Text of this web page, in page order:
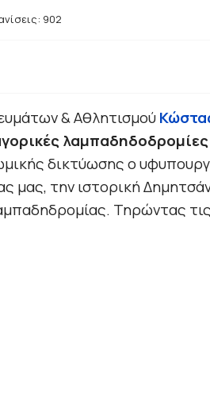
902
& Αθλητισμού
δικτύωσης ο
μας, την ιστορική
Τηρώντας